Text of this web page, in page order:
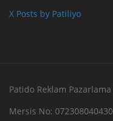
X Posts by Patiliyo
Patido Reklam
Mersis No: